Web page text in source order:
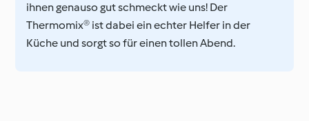
ihnen genauso gut schmeckt wie uns! Der
Thermomix® ist dabei ein echter Helfer in der
Küche und sorgt so für einen tollen Abend.